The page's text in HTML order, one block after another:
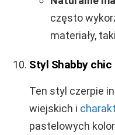
często
materiały,
Styl Shabby chic
Ten styl czerpie
wiejskich i
pastelowych